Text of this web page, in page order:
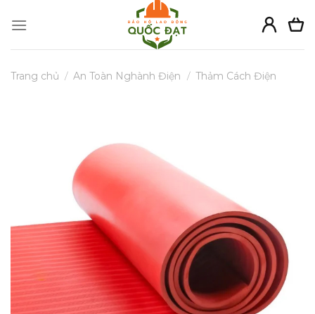
Trang chủ / An Toàn Nghành Điện / Thảm Cách Điện